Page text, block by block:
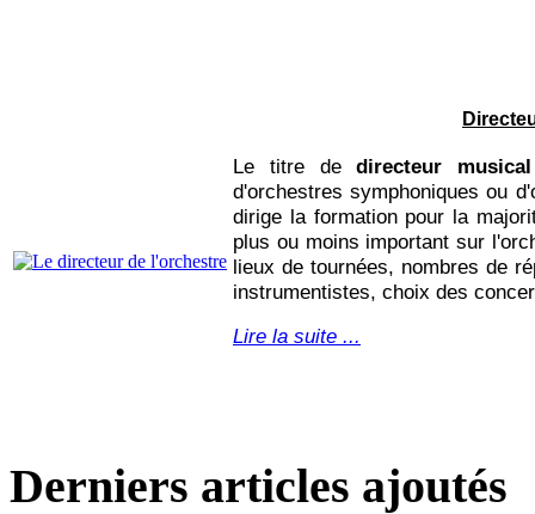
Le titre dedirecteur musical
d'orchestres symphoniques ou
dirige la formation pour la
plus ou moins important sur
lieux de tournées, nombres de
instrumentistes, choix des
Lire la suite ...
Derniers articles ajoutés